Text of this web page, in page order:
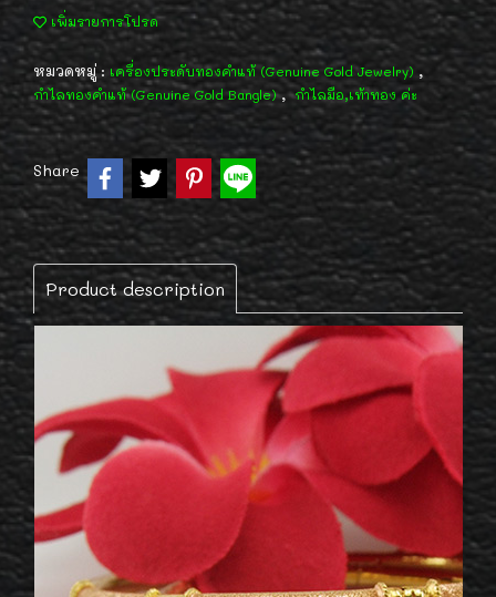
เพิ่มรายการโปรด
หมวดหมู่ : เครื่องประดับทองคำแท้ (Genuine Gold Jewelry) ,
กำไลทองคำแท้ (Genuine Gold Bangle), กำไลมือ,เท้าทอง ค่ะ
Share
Product description